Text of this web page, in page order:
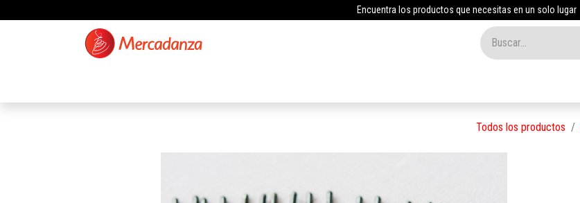
Encuentra los productos que necesitas en un solo lugar
Todos los productos